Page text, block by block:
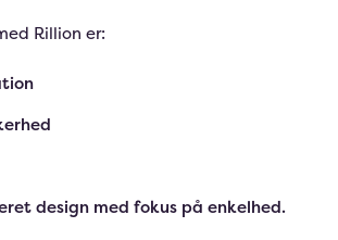
Rillion er:
design med fokus på enkelhed.